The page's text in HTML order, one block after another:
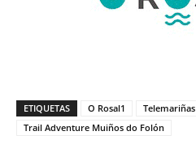
ETIQUETAS O Rosal1
Telemariñas
Trail Adventure Muiños do Folón